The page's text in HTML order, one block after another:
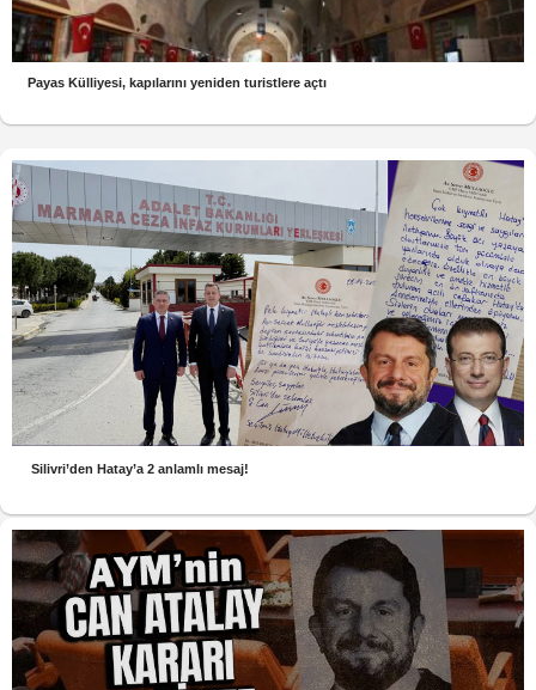
Payas Külliyesi, kapılarını yeniden turistlere açtı
Silivri’den Hatay’a 2 anlamlı mesaj!